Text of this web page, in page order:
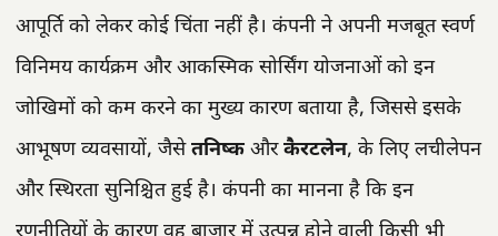
आपूर्ति को लेकर कोई चिंता नहीं है। कंपनी ने अपनी मजबूत स्वर्ण
विनिमय कार्यक्रम और आकस्मिक सोर्सिंग योजनाओं को इन
जोखिमों को कम करने का मुख्य कारण बताया है, जिससे इसके
आभूषण व्यवसायों, जैसेतनिष्क औरकैरटलेन, के लिए लचीलेपन
और स्थिरता सुनिश्चित हुई है। कंपनी का मानना है कि इन